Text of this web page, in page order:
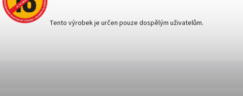
Tento výrobek je určen pouze dospělým uživatelům.